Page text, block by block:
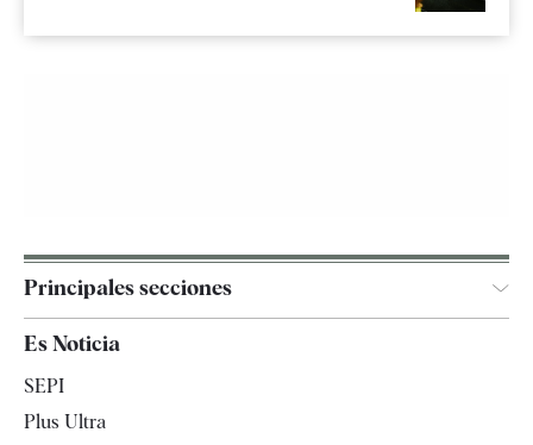
Principales secciones
España
Es Noticia
SEPI
Plus Ultra